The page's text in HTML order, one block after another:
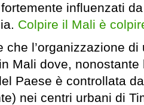
influenzati
Colpire il Mali è
che l’organizzazione di
Mali dove,
Paese è controllata
nei centri urbani di